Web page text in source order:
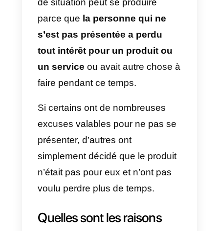
découvrir qu’il n’est pas du tout
intéressé par une conversion.
Bien sûr, si la personne ne se
présente pas, cela fait partie du
processus de vente. Mais si cette
situation s’est produite de
nombreuses fois et est devenue
régulière, il est peut-être temps
reconsidérer ce que vous faites.
Qu’est-ce qu’un no-